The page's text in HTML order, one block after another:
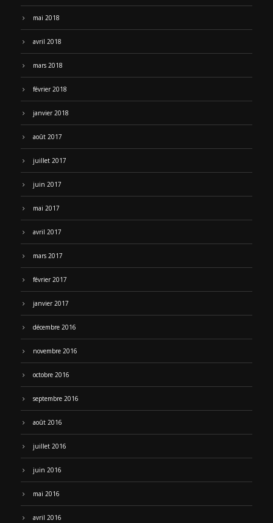
mai 2018
avril 2018
mars 2018
février 2018
janvier 2018
août 2017
juillet 2017
juin 2017
mai 2017
avril 2017
mars 2017
février 2017
janvier 2017
décembre 2016
novembre 2016
octobre 2016
septembre 2016
août 2016
juillet 2016
juin 2016
mai 2016
avril 2016